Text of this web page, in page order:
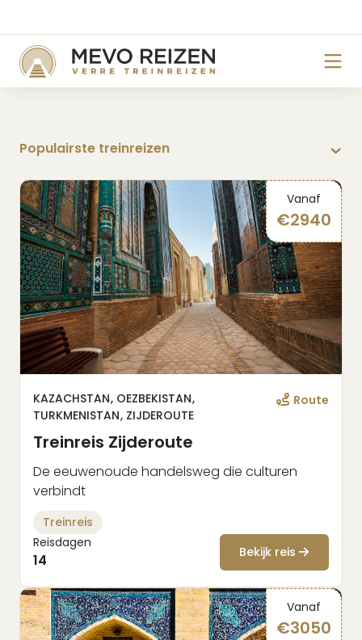
Vanaf
€2940
KAZACHSTAN OEZBEKISTAN
TURKMENISTAN ZIJDEROUTE
Route
Treinreis Zijderoute
De eeuwenoude handelsweg die culturen
verbindt
Treinreis
Reisdagen
14 Bekijk reis
Vanaf
€3050